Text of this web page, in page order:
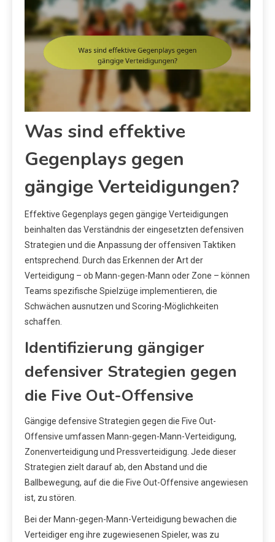
Was sind effektive
Gegenplays gegen
gängige Verteidigungen?
Effektive Gegenplays gegen gängige Verteidigungen
beinhalten das Verständnis der eingesetzten defensiven
Strategien und die Anpassung der offensiven Taktiken
entsprechend. Durch das Erkennen der Art der
Verteidigung – ob Mann-gegen-Mann oder Zone – können
Teams spezifische Spielzüge implementieren, die
Schwächen ausnutzen und Scoring-Möglichkeiten
schaffen.
Identifizierung gängiger
defensiver Strategien gegen
die Five Out-Offensive
Gängige defensive Strategien gegen die Five Out-
Offensive umfassen Mann-gegen-Mann-Verteidigung,
Zonenverteidigung und Pressverteidigung. Jede dieser
Strategien zielt darauf ab, den Abstand und die
Ballbewegung, auf die die Five Out-Offensive angewiesen
ist, zu stören.
Bei der Mann-gegen-Mann-Verteidigung bewachen die
Verteidiger eng ihre zugewiesenen Spieler, was zu